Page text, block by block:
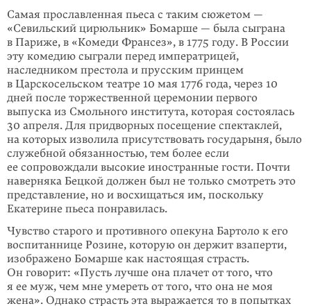
Самая прославленная пьеса с таким сюжетом —
«Севильский цирюльник» Бомарше — была сыграна
в Париже, в «Комеди Франсез», в 1775 году. В России
эту комедию сыграли перед императрицей,
наследником престола и прусским принцем
в Царскосельском театре 10 мая 1776 года, через 10
дней после торжественной церемонии первого
выпуска из Смольного института, которая состоялась
30 апреля. Для придворных посещение спектаклей,
на которых изволила присутствовать государыня, было
служебной обязанностью, тем более если
ее сопровождали высокие иностранные гости. Почти
наверняка Бецкой должен был не только смотреть это
представление, но и восхищаться им, поскольку
Екатерине пьеса понравилась.
Чувство старого и противного опекуна Бартоло к его
воспитаннице Розине, которую он держит взаперти,
изображено Бомарше как настоящая страсть.
Он говорит: «Пусть лучше она плачет от того, что
я ее муж, чем мне умереть от того, что она не моя
жена». Однако страсть эта выражается то в попытках